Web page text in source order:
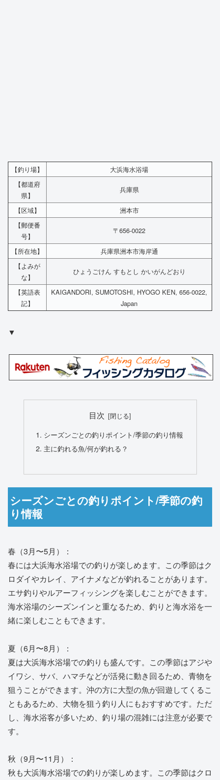
【釣り場】
大浜海水浴場
【都道府
県】
兵庫県
【区域】
洲本市
【郵便番
号】
〒656-0022
【所在地】
兵庫県洲本市海岸通
【よみが
な】
ひょうごけん すもとし かいがんどおり
【英語表
記】
KAIGANDORI, SUMOTOSHI, HYOGO KEN, 656-0022,
Japan
▼
目次
シーズンごとの釣りポイント/季節の釣り情報
主に釣れる魚/何が釣れる？
シーズンごとの釣りポイント/季節の釣
り情報
春（3月〜5月）：
春には大浜海水浴場での釣りが楽しめます。この季節はク
ロダイやカレイ、アイナメなどが釣れることがあります。
エサ釣りやルアーフィッシングを楽しむことができます。
海水浴場のシーズンインと重なるため、釣りと海水浴を一
緒に楽しむこともできます。
夏（6月〜8月）：
夏は大浜海水浴場での釣りも盛んです。この季節はアジや
イワシ、サバ、ハマチなどが活発に動き回るため、青物を
狙うことができます。沖の方に大型の魚が回遊してくるこ
ともあるため、大物を狙う釣り人にもおすすめです。ただ
し、海水浴客が多いため、釣り場の混雑には注意が必要で
す。
秋（9月〜11月）：
秋も大浜海水浴場での釣りが楽しめます。この季節はクロ